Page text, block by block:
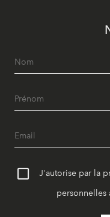
J'autorise par la
personnelles